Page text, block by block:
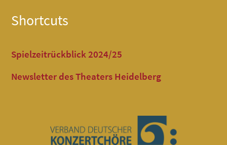
Shortcuts
Spielzeitrückblick 2024/25
Newsletter des Theaters Heidelberg